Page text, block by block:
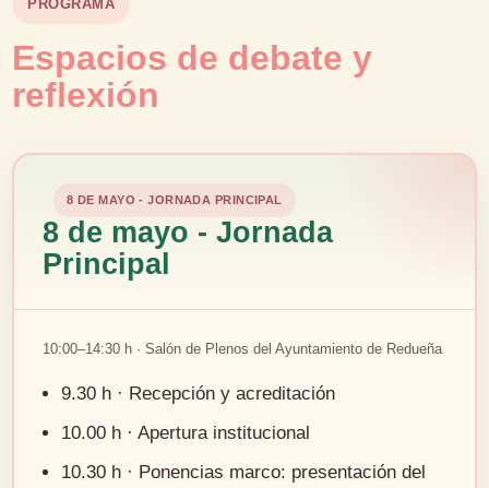
PROGRAMA
Espacios de debate y
reflexión
8 DE MAYO - JORNADA PRINCIPAL
8 de mayo - Jornada
Principal
10:00–14:30 h · Salón de Plenos del Ayuntamiento de Redueña
9.30 h · Recepción y acreditación
10.00 h · Apertura institucional
10.30 h · Ponencias marco: presentación del